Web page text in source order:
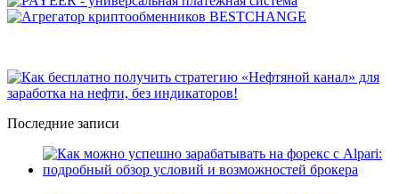
Последние записи